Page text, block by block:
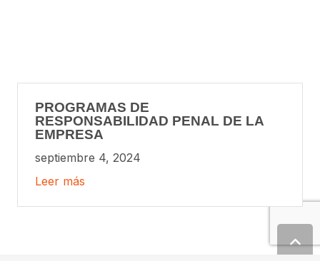
PROGRAMAS DE
RESPONSABILIDAD PENAL DE LA
EMPRESA
septiembre 4, 2024
Leer más